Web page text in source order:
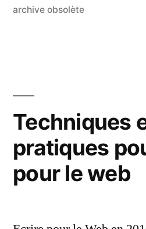
? »
archive obsolète
Techniques
pratiques
pour le web